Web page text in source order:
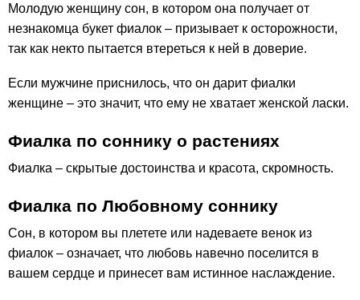
Моло­дую женщину сон, в котором она получает от
незнакомца бу­кет фиалок – призывает к осторожности,
так как некто пыта­ется втереться к ней в доверие.
Если мужчине приснилось, что он дарит фиалки
женщине – это значит, что ему не хва­тает женской ласки.
Фиалка по соннику о растениях
Фиалка – скрытые достоинства и красота, скромность.
Фиалка по Любовному соннику
Сон, в котором вы плетете или надеваете венок из
фиалок – означает, что любовь навечно поселится в
вашем сердце и принесет вам истинное наслаждение.